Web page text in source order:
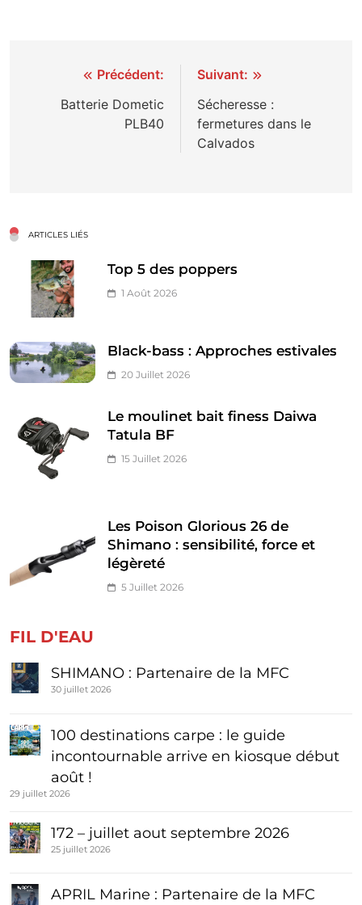
NavigationPrécédent:
Batterie Dometic
PLB40
Suivant:
Sécheresse :
fermetures dans le
Calvados
ARTICLES LIÉS
Top 5 des poppers
1 Août 2026
Black-bass : Approches estivales
20 Juillet 2026
Le moulinet bait finess Daiwa
Tatula BF
15 Juillet 2026
Les Poison Glorious 26 de
Shimano : sensibilité, force et
légèreté
5 Juillet 2026
FIL D'EAU
SHIMANO : Partenaire de la MFC
30 juillet 2026
100 destinations carpe : le guide
incontournable arrive en kiosque début
août !
29 juillet 2026
172 – juillet aout septembre 2026
25 juillet 2026
APRIL Marine : Partenaire de la MFC